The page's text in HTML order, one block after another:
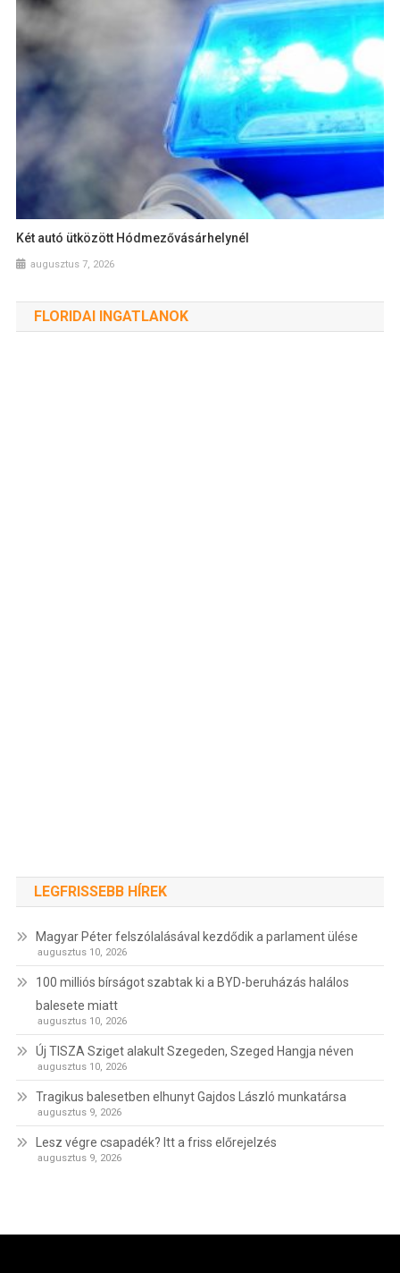
Két autó ütközött Hódmezővásárhelynél
augusztus 7, 2026
FLORIDAI INGATLANOK
LEGFRISSEBB HÍREK
Magyar Péter felszólalásával kezdődik a parlament ülése
augusztus 10, 2026
100 milliós bírságot szabtak ki a BYD-beruházás halálos
balesete miatt
augusztus 10, 2026
Új TISZA Sziget alakult Szegeden, Szeged Hangja néven
augusztus 10, 2026
Tragikus balesetben elhunyt Gajdos László munkatársa
augusztus 9, 2026
Lesz végre csapadék? Itt a friss előrejelzés
augusztus 9, 2026